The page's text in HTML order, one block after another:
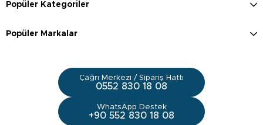
Popüler Kategoriler
Popüler Markalar
Çağrı Merkezi / Sipariş Hattı
0552 830 18 08
WhatsApp Destek
+90 552 830 18 08